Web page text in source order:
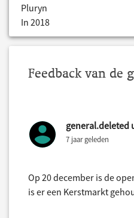
Pluryn
In 2018
Feedback van de
general.deleted
7 jaar geleden
Op 20 december is de
is er een Kerstmarkt